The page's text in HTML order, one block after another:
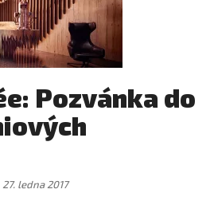
Pozvánka do
27. ledna 2017